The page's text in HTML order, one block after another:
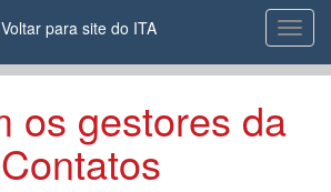
Voltar para site do ITA
os gestores da